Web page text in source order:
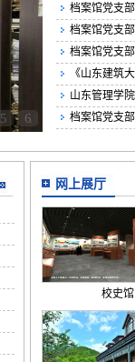
5 6
档案馆党支
档案馆党支
档案馆党支
《山东建筑
山东管理学
档案馆党支
网上展厅
校史馆